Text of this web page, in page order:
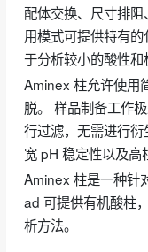
配体交换、尺寸排
用模式可提供特有
于分析较小的酸性和
Aminex 柱允许使用
脱。 样品制备工作
行过滤，无需进行衍
宽 pH 稳定性以及高
Aminex 柱是一种针
ad 可提供有机酸柱
析方法。